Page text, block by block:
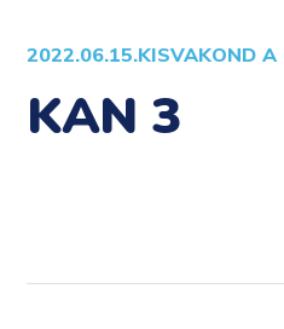
2022.06.15.KISVAKOND A
KAN 3